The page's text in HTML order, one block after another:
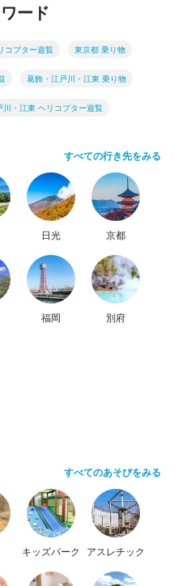
ード
コプター遊覧 東京都 乗り物
葛飾・江戸川・江東 乗り物
川・江東 ヘリコプター遊覧
すべての行き先をみる
日光 京都
福岡 別府
すべてのあそびをみる
キッズパーク アスレチック